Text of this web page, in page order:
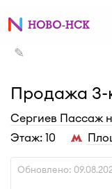
✎
Продажа 3-
Сергиев Пассаж
Этаж: 10
Обновлено: